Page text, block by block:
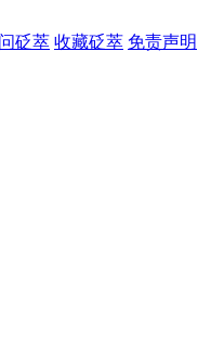
砭萃 收藏砭萃 免责声明